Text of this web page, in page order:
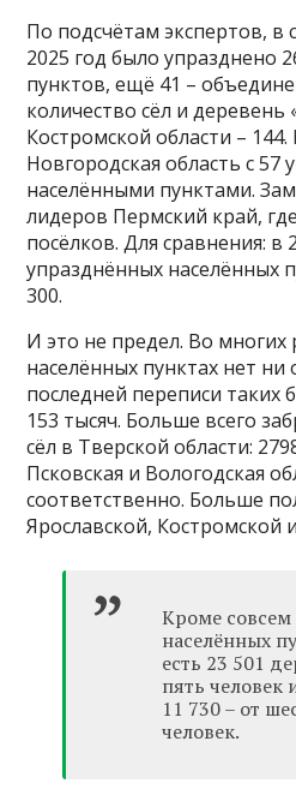
По подсчётам экспертов,
2025 год было упразднено
пунктов, ещё 41 –
количество сёл и деревень
Костромской области –
Новгородская область с 57
населёнными пунктами.
лидеров Пермский край,
посёлков. Для сравнения: в
упразднённых населённых
300.
И это не предел. Во многих
населённых пунктах нет ни
последней переписи таких
153 тысяч. Больше всего
сёл в Тверской области:
Псковская и Вологодская
соответственно. Больше
Ярославской, Костромской
Кроме
населённых
есть 23 501
пять
11 730 – от
человек.